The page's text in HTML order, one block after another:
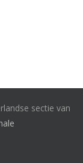
sectie van